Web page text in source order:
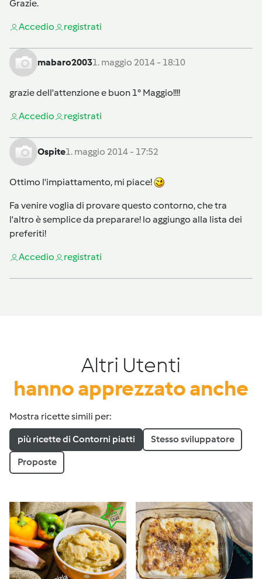
Grazie.
Accedio registrati
mabaro20031. maggio 2014 - 18:10
grazie dell'attenzione e buon 1° Maggio!!!!
Accedio registrati
Ospite1. maggio 2014 - 17:52
Ottimo l'impiattamento, mi piace!
Fa venire voglia di provare questo contorno, che tra
l'altro è semplice da preparare! lo aggiungo alla lista dei
preferiti!
Accedio registrati
Altri Utenti
hanno apprezzato anche
Mostra ricette simili per:
più ricette di Contorni piatti Stesso sviluppatore
Proposte